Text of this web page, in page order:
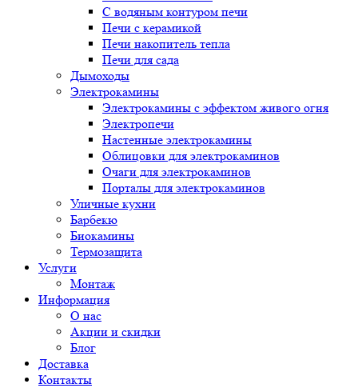
С водяным контуром печи
Печи с керамикой
Печи накопитель тепла
Печи для сада
Дымоходы
Электрокамины
Электрокамины с эффектом живого огня
Электропечи
Настенные электрокамины
Облицовки для электрокаминов
Очаги для электрокаминов
Порталы для электрокаминов
Уличные кухни
Барбекю
Биокамины
Термозащита
Услуги
Монтаж
Информация
О нас
Акции и скидки
Блог
Доставка
Контакты